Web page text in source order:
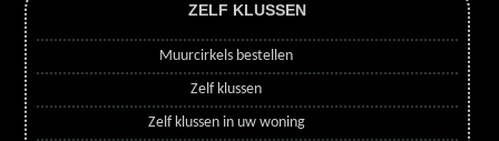
ZELF KLUSSEN
Muurcirkels bestellen
Zelf klussen
Zelf klussen in uw woning